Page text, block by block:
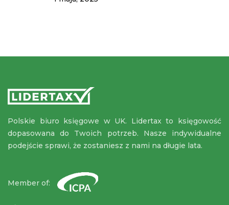
Polskie biuro księgowe w UK. Lidertax to księgowość
dopasowana do Twoich potrzeb. Nasze indywidualne
podejście sprawi, że zostaniesz z nami na długie lata.
Member of: